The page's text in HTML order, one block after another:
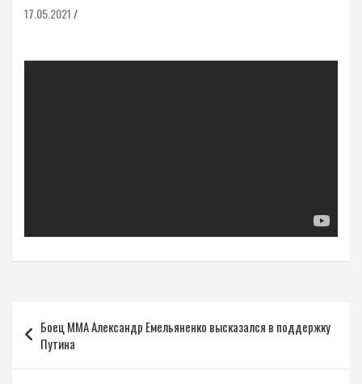
17.05.2021
по
записям
Боец MMA Александр Емельяненко высказался в поддержку
Путина